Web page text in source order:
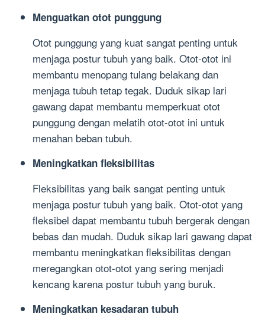
Menguatkan otot punggung
Otot punggung yang kuat sangat penting untuk
menjaga postur tubuh yang baik. Otot-otot ini
membantu menopang tulang belakang dan
menjaga tubuh tetap tegak. Duduk sikap lari
gawang dapat membantu memperkuat otot
punggung dengan melatih otot-otot ini untuk
menahan beban tubuh.
Meningkatkan fleksibilitas
Fleksibilitas yang baik sangat penting untuk
menjaga postur tubuh yang baik. Otot-otot yang
fleksibel dapat membantu tubuh bergerak dengan
bebas dan mudah. Duduk sikap lari gawang dapat
membantu meningkatkan fleksibilitas dengan
meregangkan otot-otot yang sering menjadi
kencang karena postur tubuh yang buruk.
Meningkatkan kesadaran tubuh